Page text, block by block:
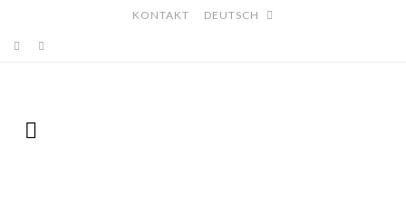
KONTAKT DEUTSCH